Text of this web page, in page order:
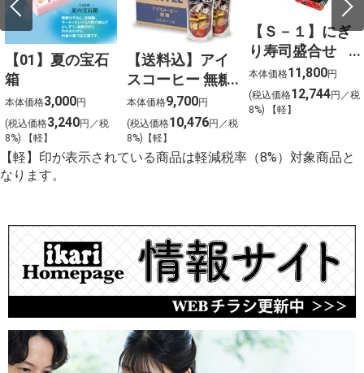
【01】夏の宝石
箱
本体価格3,000円
(税込価格3,240円／税
8%) 【軽】
【送料込】アイ
スコーヒー 無糖
〈ケース販売〉
本体価格9,700円
(税込価格10,476円／税
8%)【軽】
【Ｓ－１】にぎ
り寿司盛合せ
（上）〈４人
前〉
本体価格11,800円
(税込価格12,744円／税
8%) 【軽】
【軽】印が表示されている商品は軽減税率（8%）対象商品と
なります。